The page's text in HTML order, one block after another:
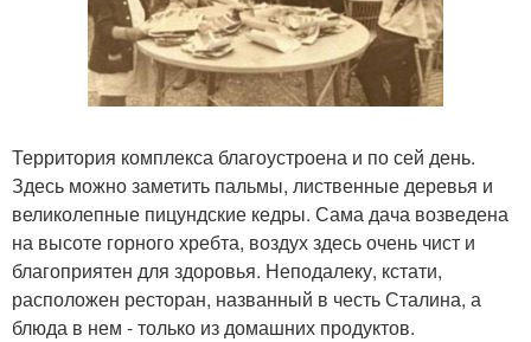
Территория комплекса благоустроена и по сей день.
Здесь можно заметить пальмы, лиственные деревья и
великолепные пицундские кедры. Сама дача возведена
на высоте горного хребта, воздух здесь очень чист и
благоприятен для здоровья. Неподалеку, кстати,
расположен ресторан, названный в честь Сталина, а
блюда в нем - только из домашних продуктов.